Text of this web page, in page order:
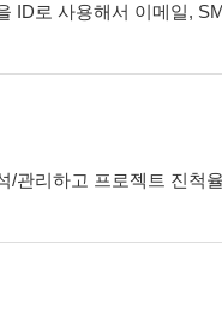
ID로 사용해서 이메일,
관리하고 프로젝트 진척